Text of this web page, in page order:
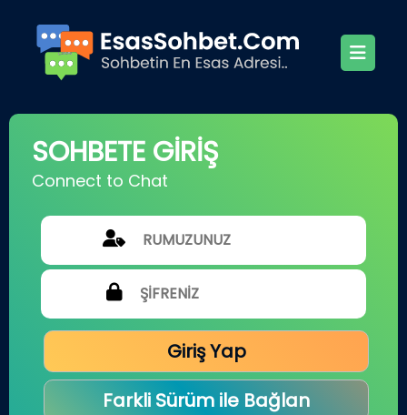
SOHBETE GİRİŞ
Connect to Chat
Giriş Yap
Farkli Sürüm ile Bağlan